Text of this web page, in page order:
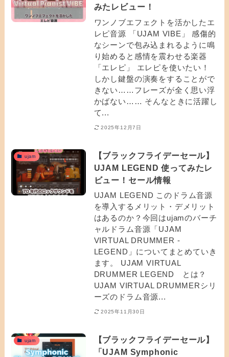
みたレビュー！
ワンノブエフェクトを活かしたエ
レピ音源 「UJAM VIBE」 感傷的
なシーンで包み込まれるように鳴
り始めると感情を震わせる楽器
「エレピ」 エレピを使いたい！
しかし鍵盤の演奏をすることがで
きない……フレーズが全く思い浮
かばない…… そんなときに活躍し
て...
2025年12月7日
ujam
【ブラックフライデーセール】
UJAM LEGEND 使ってみたレ
ビュー！セール情報
UJAM LEGEND このドラム音源
を導入するメリット・デメリット
はあるのか？今回はujamのバーチ
ャルドラム音源「UJAM
VIRTUAL DRUMMER -
LEGEND」についてまとめていき
ます。 UJAM VIRTUAL
DRUMMER LEGEND とは？
UJAM VIRTUAL DRUMMERシリ
ーズのドラム音源...
2025年11月30日
ujam
【ブラックフライデーセール】
「UJAM Symphonic